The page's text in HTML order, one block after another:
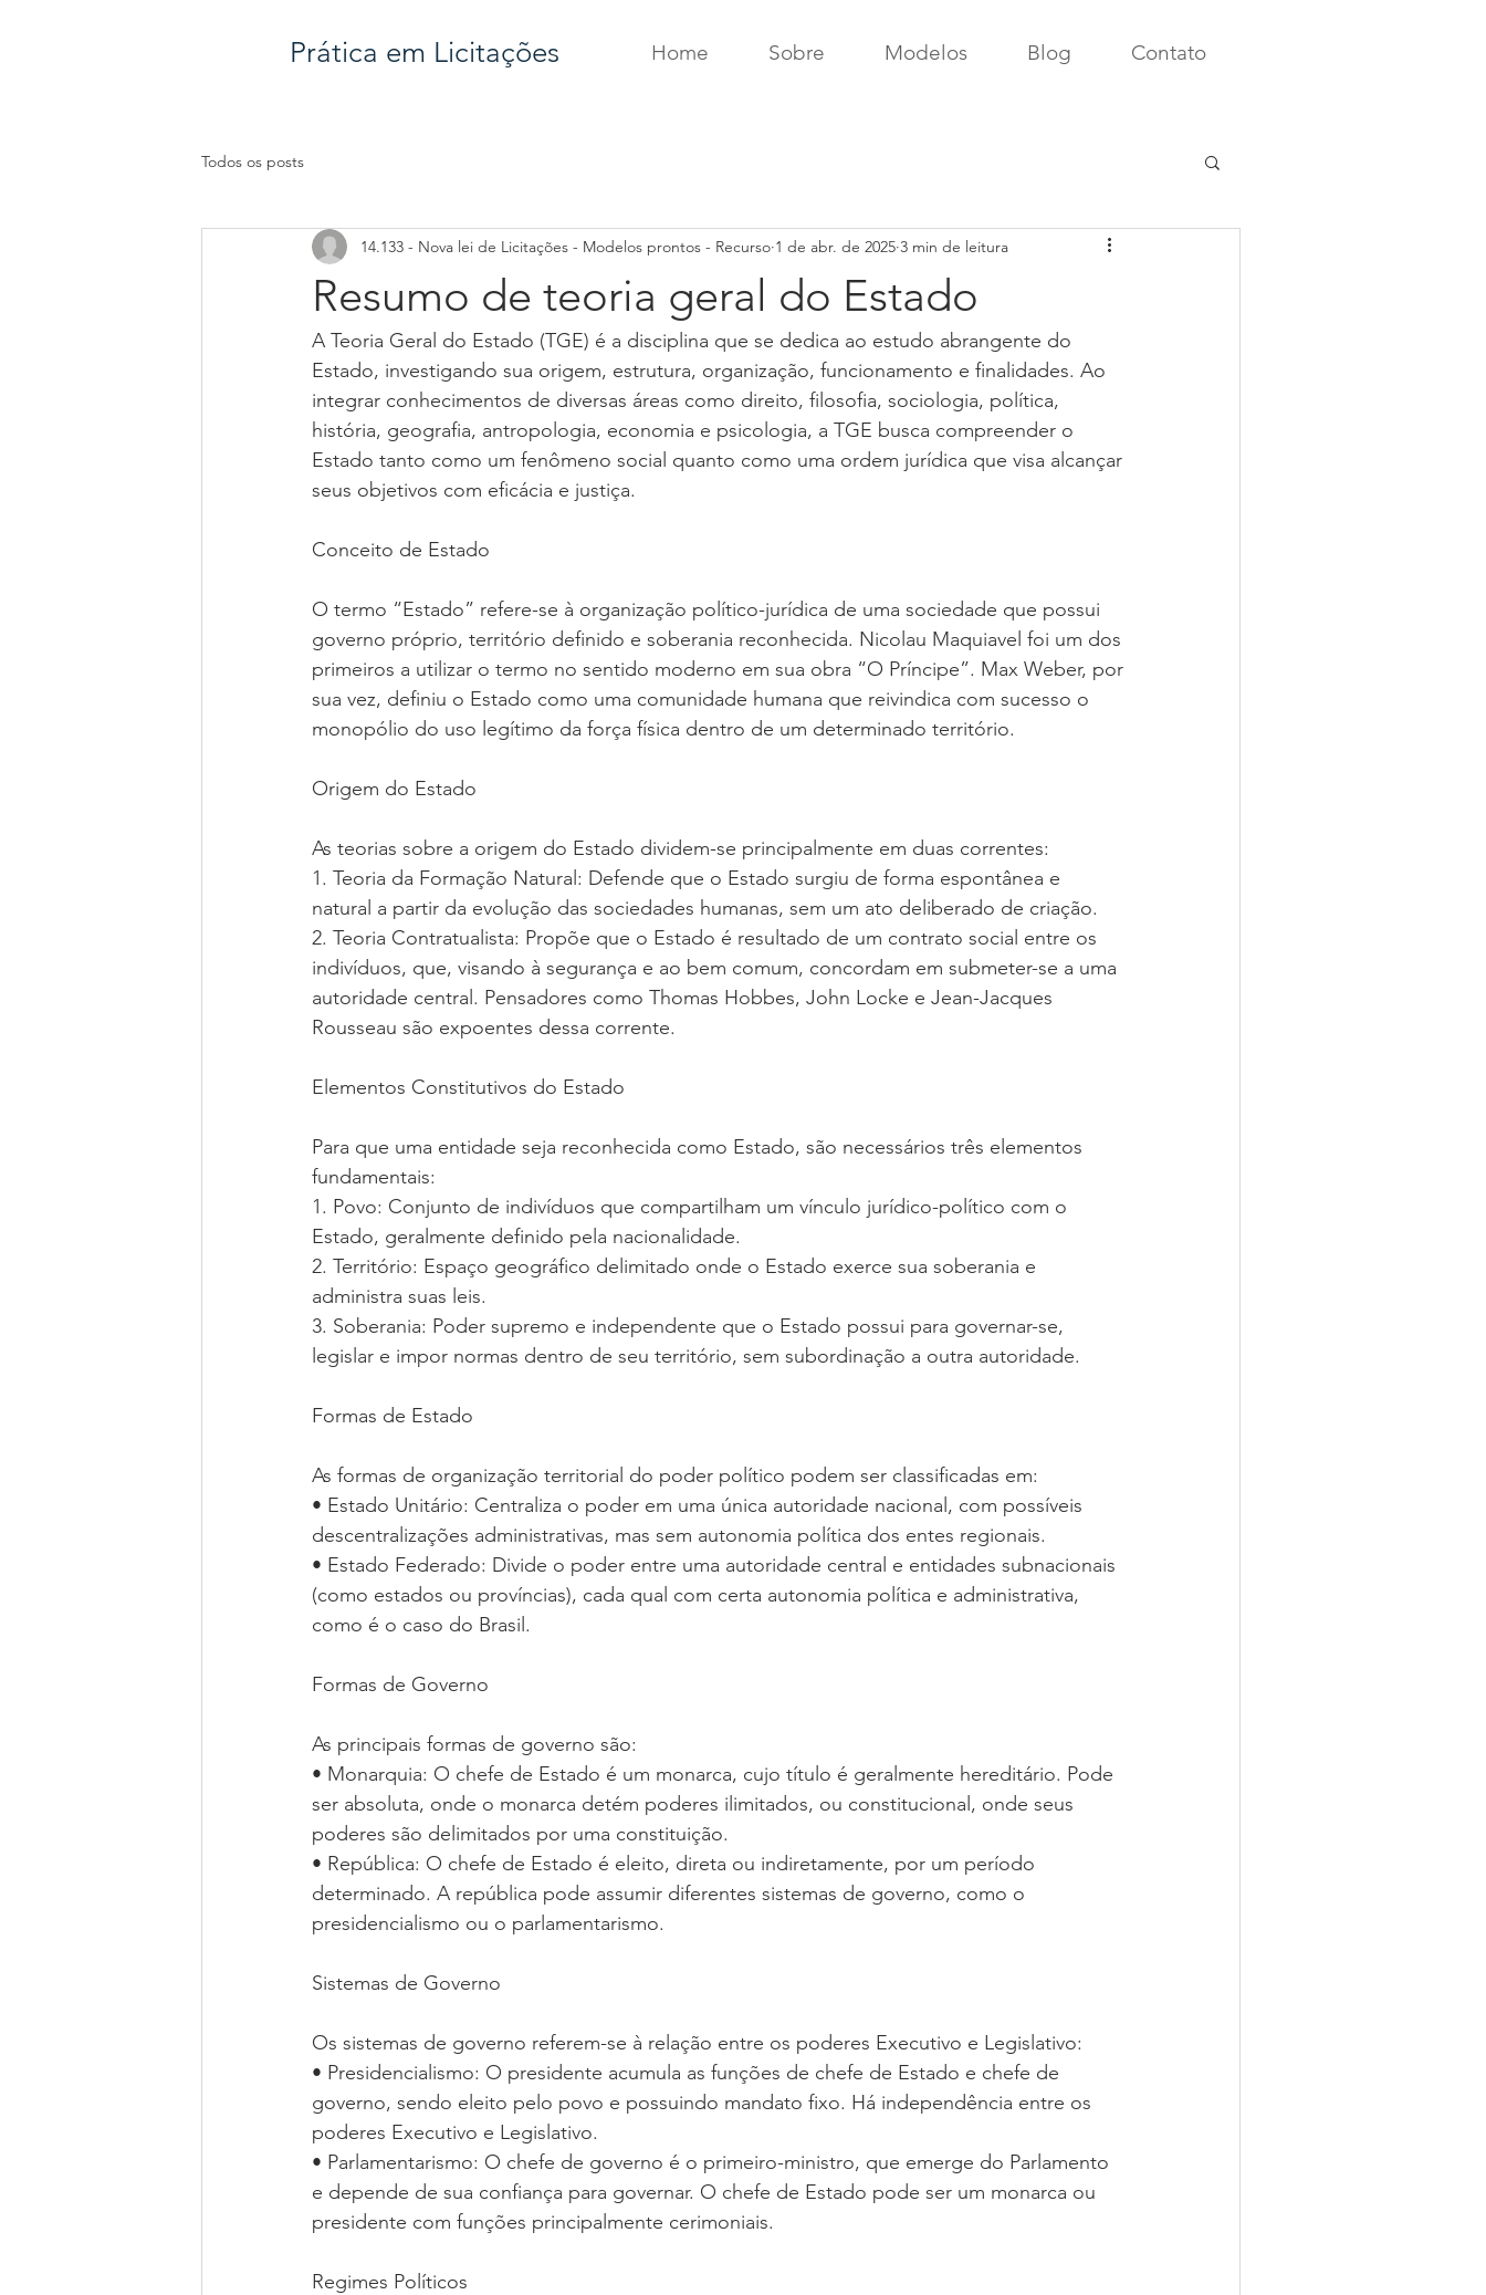
Prática em Licitações Home Sobre Modelos Blog Contato
Todos os posts
Resumo de teoria geral do Estado
14.133 - Nova lei de Licitações - Modelos prontos - Recurso 1 de abr. de 2025 3 min de leitura
A Teoria Geral do Estado (TGE) é a disciplina que se dedica ao estudo abrangente do
Estado, investigando sua origem, estrutura, organização, funcionamento e finalidades. Ao
integrar conhecimentos de diversas áreas como direito, filosofia, sociologia, política,
história, geografia, antropologia, economia e psicologia, a TGE busca compreender o
Estado tanto como um fenômeno social quanto como uma ordem jurídica que visa alcançar
seus objetivos com eficácia e justiça.
Conceito de Estado
O termo “Estado” refere-se à organização político-jurídica de uma sociedade que possui
governo próprio, território definido e soberania reconhecida. Nicolau Maquiavel foi um dos
primeiros a utilizar o termo no sentido moderno em sua obra “O Príncipe”. Max Weber, por
sua vez, definiu o Estado como uma comunidade humana que reivindica com sucesso o
monopólio do uso legítimo da força física dentro de um determinado território.
Origem do Estado
As teorias sobre a origem do Estado dividem-se principalmente em duas correntes:
1. Teoria da Formação Natural: Defende que o Estado surgiu de forma espontânea e
natural a partir da evolução das sociedades humanas, sem um ato deliberado de criação.
2. Teoria Contratualista: Propõe que o Estado é resultado de um contrato social entre os
indivíduos, que, visando à segurança e ao bem comum, concordam em submeter-se a uma
autoridade central. Pensadores como Thomas Hobbes, John Locke e Jean-Jacques
Rousseau são expoentes dessa corrente.
Elementos Constitutivos do Estado
Para que uma entidade seja reconhecida como Estado, são necessários três elementos
fundamentais:
1. Povo: Conjunto de indivíduos que compartilham um vínculo jurídico-político com o
Estado, geralmente definido pela nacionalidade.
2. Território: Espaço geográfico delimitado onde o Estado exerce sua soberania e
administra suas leis.
3. Soberania: Poder supremo e independente que o Estado possui para governar-se,
legislar e impor normas dentro de seu território, sem subordinação a outra autoridade.
Formas de Estado
As formas de organização territorial do poder político podem ser classificadas em:
• Estado Unitário: Centraliza o poder em uma única autoridade nacional, com possíveis
descentralizações administrativas, mas sem autonomia política dos entes regionais.
• Estado Federado: Divide o poder entre uma autoridade central e entidades subnacionais
(como estados ou províncias), cada qual com certa autonomia política e administrativa,
como é o caso do Brasil.
Formas de Governo
As principais formas de governo são:
• Monarquia: O chefe de Estado é um monarca, cujo título é geralmente hereditário. Pode
ser absoluta, onde o monarca detém poderes ilimitados, ou constitucional, onde seus
poderes são delimitados por uma constituição.
• República: O chefe de Estado é eleito, direta ou indiretamente, por um período
determinado. A república pode assumir diferentes sistemas de governo, como o
presidencialismo ou o parlamentarismo.
Sistemas de Governo
Os sistemas de governo referem-se à relação entre os poderes Executivo e Legislativo:
• Presidencialismo: O presidente acumula as funções de chefe de Estado e chefe de
governo, sendo eleito pelo povo e possuindo mandato fixo. Há independência entre os
poderes Executivo e Legislativo.
• Parlamentarismo: O chefe de governo é o primeiro-ministro, que emerge do Parlamento
e depende de sua confiança para governar. O chefe de Estado pode ser um monarca ou
presidente com funções principalmente cerimoniais.
Regimes Políticos